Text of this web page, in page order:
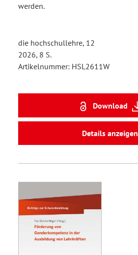
werden.
die hochschullehre, 12
2026, 8 S.
Artikelnummer: HSL2611W
Download
Details anzeigen